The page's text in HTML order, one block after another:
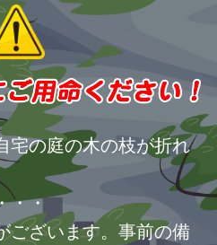
宅の庭の木の枝が折れ
・・
ございます。事前の備